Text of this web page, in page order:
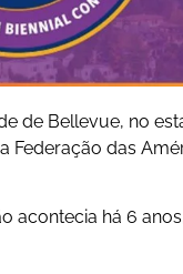
de Bellevue, no
Federação das
acontecia há 6